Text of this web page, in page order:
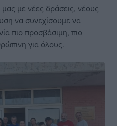
με νέες δράσεις, νέους
να συνεχίσουμε να
πιο προσβάσιμη, πιο
για όλους.